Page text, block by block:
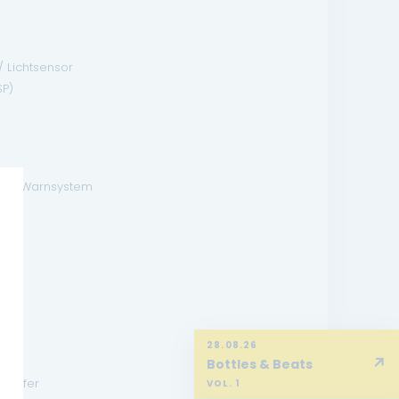
Lichtsensor
Warnsystem
28.08.26
Bottles & Beats
VOL. 1
↗